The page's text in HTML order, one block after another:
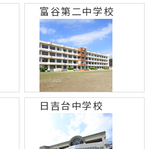
富谷第二中学校
日吉台中学校